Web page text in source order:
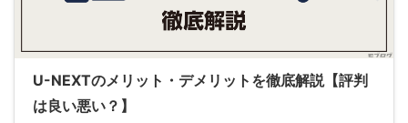
U-NEXTのメリット・デメリットを徹底解説【評判
は良い悪い？】